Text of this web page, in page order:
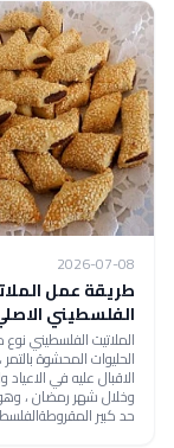
2026-07-08
طريقة عمل
الفلسطيني
الملاتيت الفلسطيني نوع
الحليوات المحشوة بالتمر
الاقبال عليه في الاعياد
وخلال شهر رمضان ،
حد كبير